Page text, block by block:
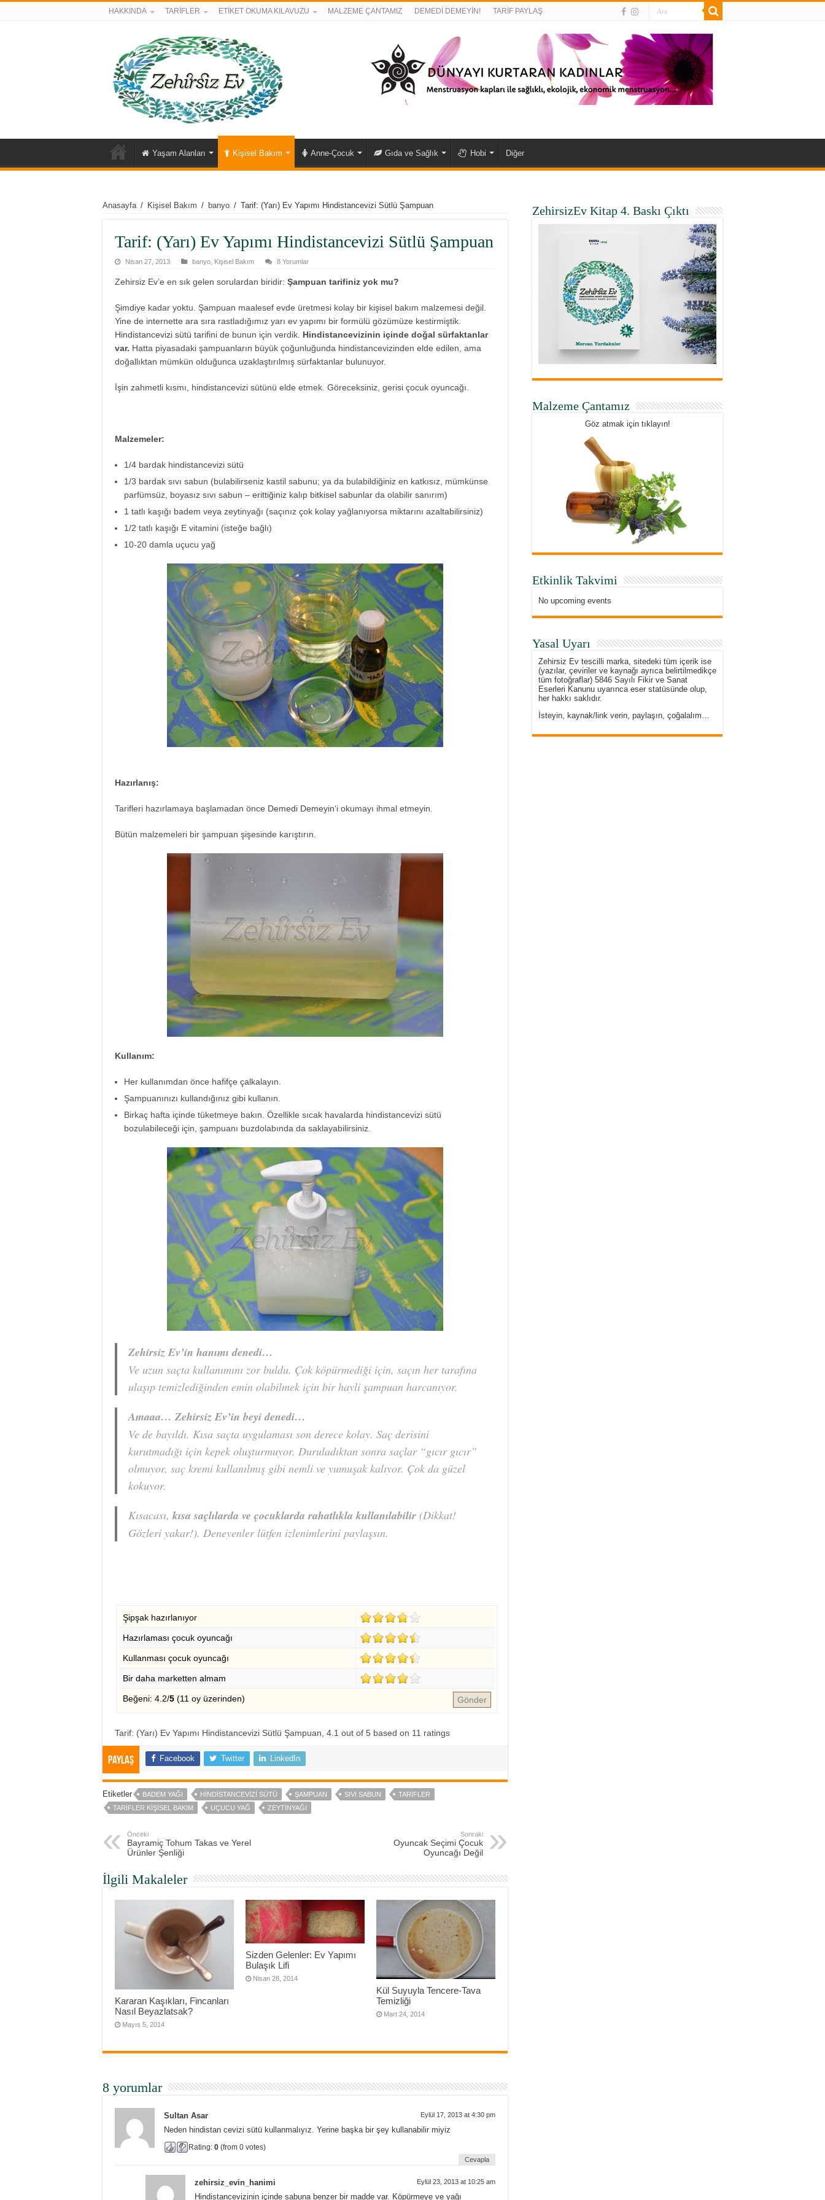
HAKKINDA TARİFLER ETİKET OKUMA KILAVUZU MALZEME ÇANTAMIZ DEMEDİ DEMEYİN! TARİF PAYLAŞ
Yaşam Alanları Kişisel Bakım Anne-Çocuk Gıda ve Sağlık Hobi Diğer
Anasayfa / Kişisel Bakım / banyo / Tarif: (Yarı) Ev Yapımı Hindistancevizi Sütlü Şampuan
Tarif: (Yarı) Ev Yapımı Hindistancevizi Sütlü Şampuan
Nisan 27, 2013 banyo Kişisel Bakım 8 Yorumlar
Zehirsiz Ev’e en sık gelen sorulardan biridir: Şampuan tarifiniz yok mu?
Şimdiye kadar yoktu. Şampuan maalesef evde üretmesi kolay bir kişisel bakım malzemesi değil.
Yine de internette ara sıra rastladığımız yarı ev yapımı bir formülü gözümüze kestirmiştik.
Hindistancevizi sütü tarifini de bunun için verdik. Hindistancevizinin içinde doğal sürfaktanlar
var. Hatta piyasadaki şampuanların büyük çoğunluğunda hindistancevizinden elde edilen, ama
doğallıktan mümkün olduğunca uzaklaştırılmış sürfaktanlar bulunuyor.
İşin zahmetli kısmı, hindistancevizi sütünü elde etmek. Göreceksiniz, gerisi çocuk oyuncağı.
Malzemeler:
1/4 bardak hindistancevizi sütü
1/3 bardak sıvı sabun (bulabilirseniz kastil sabunu; ya da bulabildiğiniz en katkısız, mümkünse
parfümsüz, boyasız sıvı sabun – erittiğiniz kalıp bitkisel sabunlar da olabilir sanırım)
1 tatlı kaşığı badem veya zeytinyağı (saçınız çok kolay yağlanıyorsa miktarını azaltabilirsiniz)
1/2 tatlı kaşığı E vitamini (isteğe bağlı)
10-20 damla uçucu yağ
Hazırlanış:
Tarifleri hazırlamaya başlamadan önce Demedi Demeyin‘i okumayı ihmal etmeyin.
Bütün malzemeleri bir şampuan şişesinde karıştırın.
Kullanım:
Her kullanımdan önce hafifçe çalkalayın.
Şampuanınızı kullandığınız gibi kullanın.
Birkaç hafta içinde tüketmeye bakın. Özellikle sıcak havalarda hindistancevizi sütü
bozulabileceği için, şampuanı buzdolabında da saklayabilirsiniz.
Zehirsiz Ev’in hanımı denedi…
Ve uzun saçta kullanımını zor buldu. Çok köpürmediği için, saçın her tarafına
ulaşıp temizlediğinden emin olabilmek için bir hayli şampuan harcanıyor.
Amaaa… Zehirsiz Ev’in beyi denedi…
Ve de bayıldı. Kısa saçta uygulaması son derece kolay. Saç derisini
kurutmadığı için kepek oluşturmuyor. Duruladıktan sonra saçlar “gıcır gıcır”
olmuyor, saç kremi kullanılmış gibi nemli ve yumuşak kalıyor. Çok da güzel
kokuyor.
Kısacası,kısa saçlılarda ve çocuklarda rahatlıkla kullanılabilir (Dikkat!
Gözleri yakar!). Deneyenler lütfen izlenimlerini paylaşsın.
Şipşak hazırlanıyor
Hazırlaması çocuk oyuncağı
Kullanması çocuk oyuncağı
Bir daha marketten almam
Beğeni: 4.2/5(11 oy üzerinden) Gönder
Tarif: (Yarı) Ev Yapımı Hindistancevizi Sütlü Şampuan 4.1 out of 5 based on 11 ratings
Paylaş Facebook Twitter LinkedIn
Etiketler BADEM YAĞI HINDISTANCEVIZI SÜTÜ ŞAMPUAN SIVI SABUN
TARIFLER
TARIFLER KIŞISEL BAKIM
UÇUCU YAĞ ZEYTINYAĞI
Önceki
Bayramiç Tohum Takas ve Yerel
Ürünler Şenliği
Sonraki
Oyuncak Seçimi Çocuk
Oyuncağı Değil
İlgili Makaleler
Kararan Kaşıkları, Fincanları
Nasıl Beyazlatsak?
Mayıs 5, 2014
Sizden Gelenler: Ev Yapımı
Bulaşık Lifi
Nisan 28, 2014
Kül Suyuyla Tencere-Tava
Temizliği
Mart 24, 2014
8 yorumlar
Sultan Asar Eylül 17, 2013 at 4:30 pm
Neden hindistan cevizi sütü kullanmalıyız. Yerine başka bir şey kullanabilir miyiz
Rating: 0 (from 0 votes)
Cevapla
zehirsiz_evin_hanimi Eylül 23, 2013 at 10:25 am
Hindistancevizinin içinde sabuna benzer bir madde var. Köpürmeye ve yağı
ZehirsizEv Kitap 4. Baskı Çıktı
Malzeme Çantamız
Göz atmak için tıklayın!
Etkinlik Takvimi
No upcoming events
Yasal Uyarı
Zehirsiz Ev tescilli marka, sitedeki tüm içerik ise
(yazılar, çeviriler ve kaynağı ayrıca belirtilmedikçe
tüm fotoğraflar) 5846 Sayılı Fikir ve Sanat
Eserleri Kanunu uyarınca eser statüsünde olup,
her hakkı saklıdır.
İsteyin, kaynak/link verin, paylaşın, çoğalalım…